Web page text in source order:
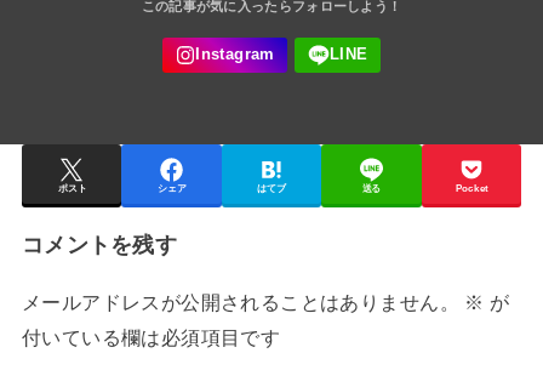
ポスト シェア はてブ 送る Pocket
コメントを残す
メールアドレスが公開されることはありません。 ※ が
付いている欄は必須項目です